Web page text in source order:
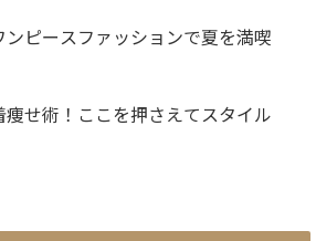
ンピースファッションで夏を満喫
せ術！ここを押さえてスタイル